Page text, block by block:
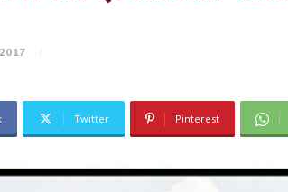
2017
Twitter Pinterest